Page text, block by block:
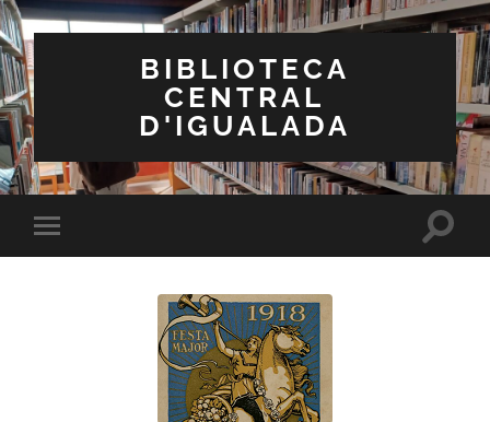
BIBLIOTECA
CENTRAL
D'IGUALADA
Toggle
mobile
Toggle